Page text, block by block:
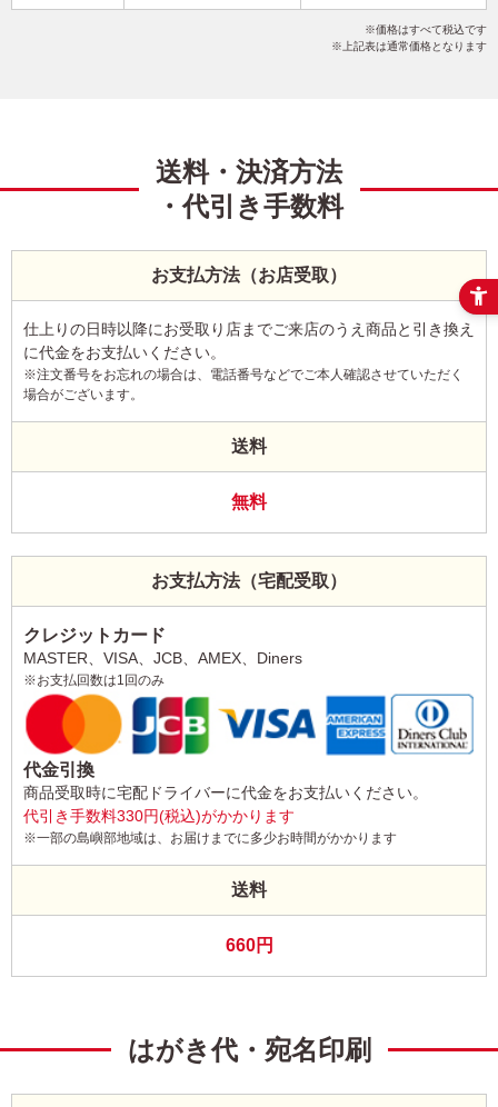
干支(午年) 和風 ビジネス こだわりデザイン
価格はすべて税込です
上記表は通常価格となります
送料・決済方法
・代引き手数料
お支払方法（お店受取）
仕上りの日時以降にお受取り店までご来店のうえ商品と引き換え
に代金をお支払いください。
※注文番号をお忘れの場合は、電話番号などでご本人確認させていただく
場合がございます。
送料
無料
お支払方法（宅配受取）
クレジットカード
MASTER、VISA、JCB、AMEX、Diners
※お支払回数は1回のみ
代金引換
商品受取時に宅配ドライバーに代金をお支払いください。
代引き手数料330円(税込)がかかります
※一部の島嶼部地域は、お届けまでに多少お時間がかかります
送料
660円
はがき代・宛名印刷